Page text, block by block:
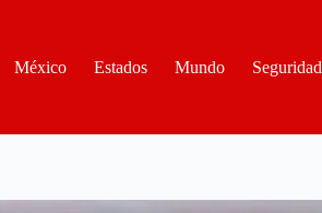
México
Estados Mundo Seguridad